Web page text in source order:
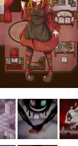
が変えた日本語
」「裏技」「ラスボス」…
用法の変遷を、コンピュー
氏が徹底調査。